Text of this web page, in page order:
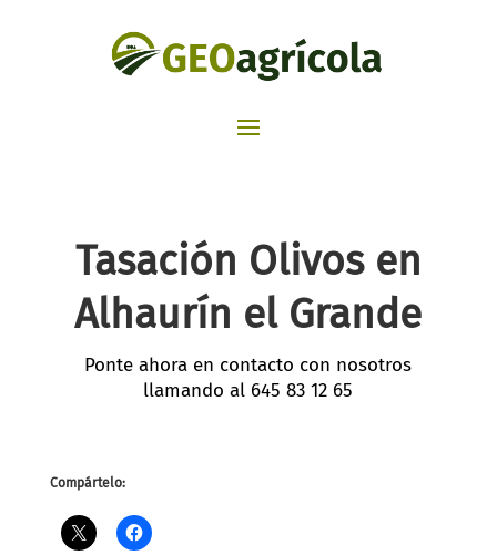
Tasación Olivos en
Alhaurín el Grande
Ponte ahora en contacto con nosotros
llamando al 645 83 12 65
Compártelo: